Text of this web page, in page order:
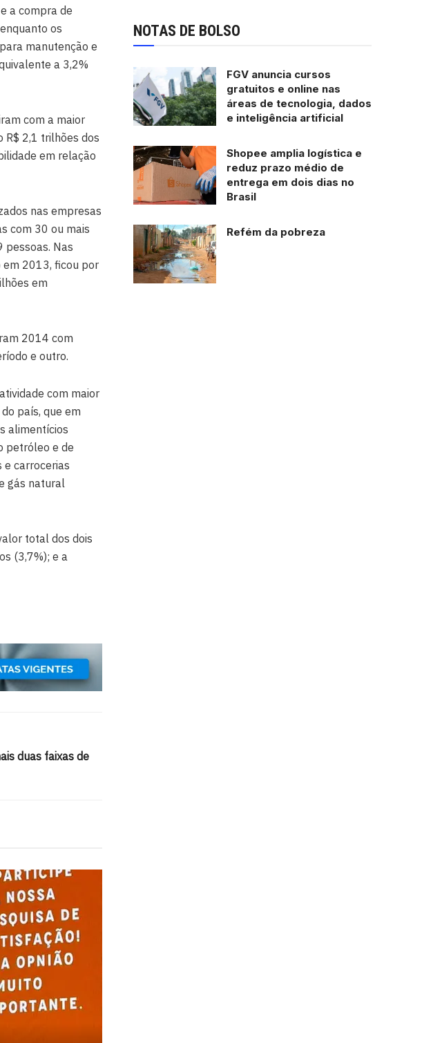
a compra de
os
manutenção e
a 3,2%
com a maior
R$ 2,1 trilhões dos
em relação
nas empresas
com 30 ou mais
pessoas. Nas
em 2013, ficou por
em
2014 com
e outro.
com maior
país, que em
alimentícios
petróleo e de
e carrocerias
gás natural
total dos dois
(3,7%); e a
duas faixas de
NOTAS DE BOLSO
FGV anuncia cursos
gratuitos e online nas
áreas de tecnologia, dados
e inteligência artificial
Shopee amplia logística e
reduz prazo médio de
entrega em dois dias no
Brasil
Refém da pobreza